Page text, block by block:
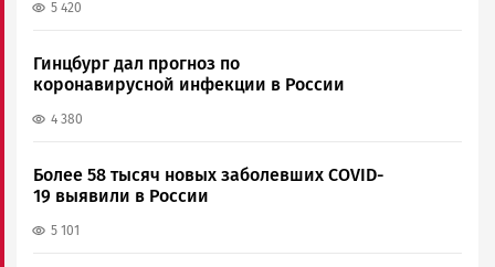
5 420
Гинцбург дал прогноз по
коронавирусной инфекции в России
4 380
Более 58 тысяч новых заболевших COVID-
19 выявили в России
5 101